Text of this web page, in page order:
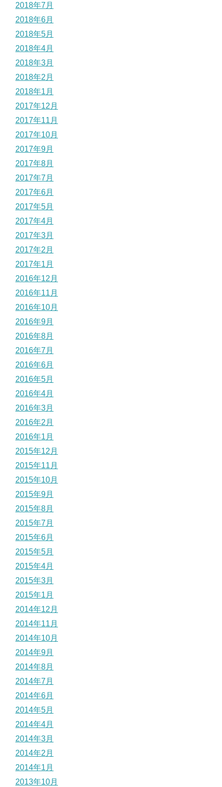
2018年7月
2018年6月
2018年5月
2018年4月
2018年3月
2018年2月
2018年1月
2017年12月
2017年11月
2017年10月
2017年9月
2017年8月
2017年7月
2017年6月
2017年5月
2017年4月
2017年3月
2017年2月
2017年1月
2016年12月
2016年11月
2016年10月
2016年9月
2016年8月
2016年7月
2016年6月
2016年5月
2016年4月
2016年3月
2016年2月
2016年1月
2015年12月
2015年11月
2015年10月
2015年9月
2015年8月
2015年7月
2015年6月
2015年5月
2015年4月
2015年3月
2015年1月
2014年12月
2014年11月
2014年10月
2014年9月
2014年8月
2014年7月
2014年6月
2014年5月
2014年4月
2014年3月
2014年2月
2014年1月
2013年10月